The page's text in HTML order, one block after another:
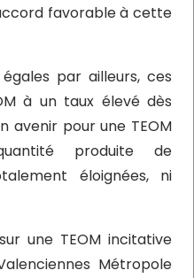
favorable à cette
par ailleurs, ces
à un taux élevé dès
avenir pour une TEOM
produite de
éloignées, ni
une TEOM incitative
Métropole